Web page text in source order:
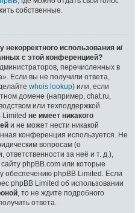
собственные.
использования и/
с этой конференцией?
перечисленных в
Если вы не получили ответа,
whois lookup) или, если
домене (например, chat.ru,
или техподдержкой
Limited не имеет никакого
и не может нести никакой
конференция используется. Не
вопросам (о
за неё и т. д.),
сайту phpBB.com или которые
обеспечению phpBB Limited. Если
phpBB Limited об использовании
, то не ждите подробного
ответа.